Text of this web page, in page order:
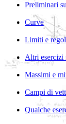
Preliminari
Curve
Limiti e
Altri esercizi
Massimi e
Campi di
Qualche